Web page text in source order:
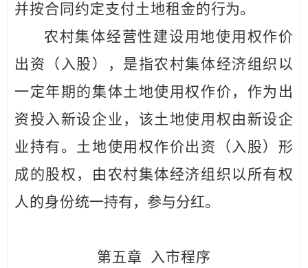
并按合同约定支付土地租金的行为。
农村集体经营性建设用地使用权作价
出资（入股），是指农村集体经济组织以
一定年期的集体土地使用权作价，作为 出
资投入新设企业，该土地使用权由新设企
业持有。土地使用权作价出 资（入股）形
成的股权，由农村集体经济组织以所有权
人的身份统一持有，参与分红。
第五章 入市程序